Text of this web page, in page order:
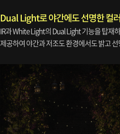
Dual Light로 야간에도 선명한 컬
IR과 White Light의 Dual Light 기능을 탑재
제공하여 야간과 저조도 환경에서도 밝고